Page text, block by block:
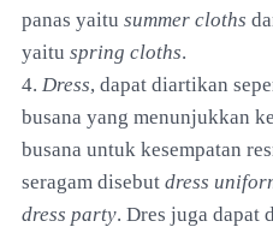
panas yaitu summer cloths
yaitu spring cloths.
4. Dress, dapat diartikan
busana yang menunjukkan
busana untuk kesempatan
seragam disebut dress
dress party. Dres juga dapat